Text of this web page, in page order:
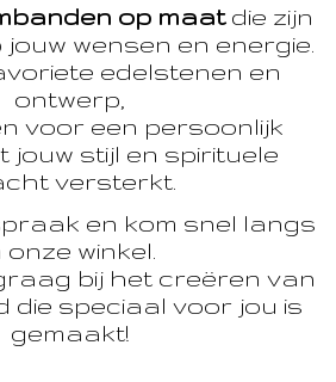
op maatdie zijn
wensen en energie.
edelstenen en
ontwerp,
voor een persoonlijk
jouw stijl en spirituele
versterkt.
en kom snel langs
onze winkel.
bij het creëren van
die speciaal voor jou is
gemaakt!